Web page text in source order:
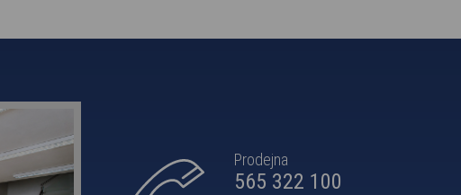
Prodejna
565 322 100